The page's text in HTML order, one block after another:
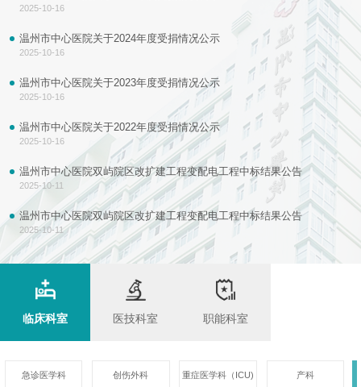
2025-10-16
温州市中心医院关于2024年度受捐情况公示
2025-10-16
温州市中心医院关于2023年度受捐情况公示
2025-10-16
温州市中心医院关于2022年度受捐情况公示
2025-10-16
温州市中心医院双屿院区改扩建工程变配电工程中标结果公告
2025-10-11
温州市中心医院双屿院区改扩建工程变配电工程中标结果公告
2025-10-11
临床科室 医技科室 职能科室
急诊医学科 创伤外科 重症医学科（ICU) 产科